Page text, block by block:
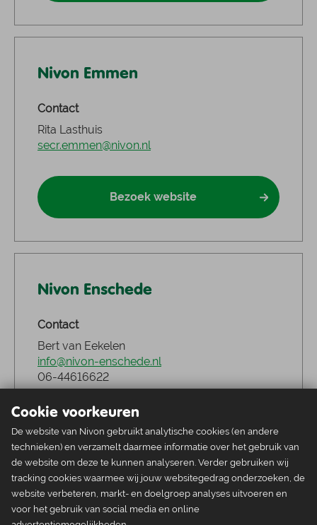
Nivon Emmen
Contact
Rita Lasthuis
secr.emmen@nivon.nl
Bezoek website
Nivon Enschede
Contact
Bert van Eekelen
info@nivon-enschede.nl
06-44616622
Bezoek website
Nivon Fryslân
Cookie voorkeuren
De website van Nivon gebruikt analytische cookies (en andere
technieken) en verzamelt daarmee informatie over het gebruik van
de website om deze te kunnen analyseren. Verder gebruiken wij
tracking cookies waarmee wij jouw websitegedrag onderzoeken, de
website verbeteren, markt- en doelgroep analyses uitvoeren en
voor het gebruik van social media en online